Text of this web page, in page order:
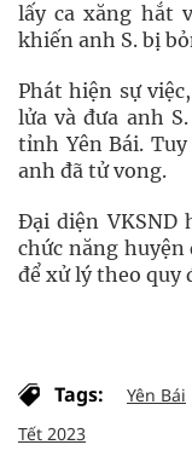
lấy ca xăng hắt
khiến anh S. bị
Phát hiện sự
lửa và đưa anh
tỉnh Yên Bái.
anh đã tử vong.
Đại diện VKSND
chức năng
để xử lý theo quy
Tags: Yên Bái
Tết 2023